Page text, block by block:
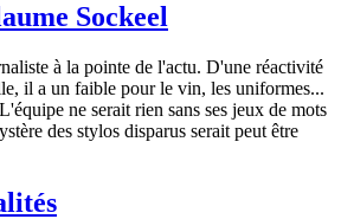
Sockeel
à la pointe de l'actu. D'une réactivité
il a un faible pour le vin, les uniformes...
ne serait rien sans ses jeux de mots
des stylos disparus serait peut être